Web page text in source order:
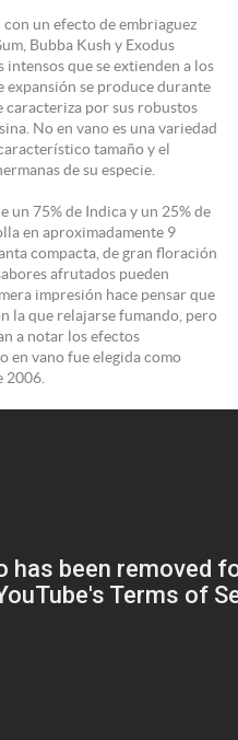
un efecto de embriaguez
Bubba Kush y Exodus
intensos que se extienden a los
expansión se produce durante
caracteriza por sus robustos
No en vano es una variedad
tamaño y el
de su especie.
un 75% de Indica y un 25% de
en aproximadamente 9
compacta, de gran floración
afrutados pueden
impresión hace pensar que
la que relajarse fumando, pero
a notar los efectos
en vano fue elegida como
2006.